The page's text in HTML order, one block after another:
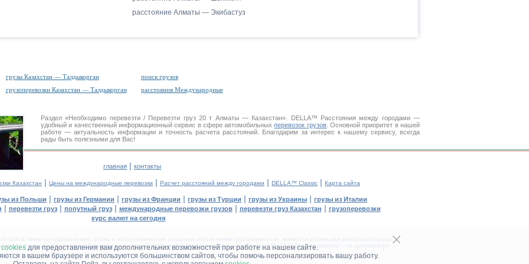
cookiesдля предоставления вам дополнительних возможностей при работе на нашем сайте.
в вашем браузере и используются большинством сайтов, чтобы помочь персонализировать вашу работу.
расстояние Алматы — Экибастуз
грузы Казахстан — Талдыкорган
поиск грузов
грузоперевозки Казахстан — Талдыкорган расстояния Международные
Раздел «Необходимо перевезти / Перевезти груз 20 т Алматы — Казахстан». DELLA™ Расстояния между городами—
удобный и качественный информационный сервис в сфере автомобильныхперевозок грузов. Основной приоритет в нашей
работе — актуальность информации и точность расчета расстояний. Благодарим за интерес к нашему сервису, всегда
рады быть полезными для Вас!
главная | контакты
Казахстан | Цены на международные перевозки | Расчет расстояний между городами | DELLA™ Classic | Карта сайта
из Польши | грузы из Германии | грузы из Франции | грузы из Турции | грузы из Украины | грузы из Италии
| перевезти груз| попутный груз| международные перевозки грузов| перевезти груз Казахстан | грузоперевозки
курс валют на сегодня
сайта, включая оформление, стиль и алгоритмические решения обеспечения грузоперевозок, являются объектами авторского права.
в других средствах информации и интернет-сайтах без официального разрешения 'DELLA™ Грузоперевозки' - не допускается.